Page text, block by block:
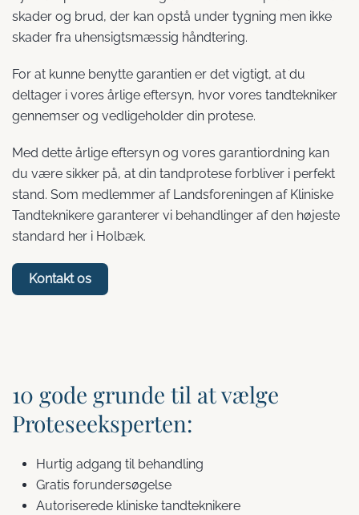
skader og brud, der kan opstå under tygning men ikke
skader fra uhensigtsmæssig håndtering.
For at kunne benytte garantien er det vigtigt, at du
deltager i vores årlige eftersyn, hvor vores tandtekniker
gennemser og vedligeholder din protese.
Med dette årlige eftersyn og vores garantiordning kan
du være sikker på, at din tandprotese forbliver i perfekt
stand. Som medlemmer af Landsforeningen af Kliniske
Tandteknikere garanterer vi behandlinger af den højeste
standard her i Holbæk.
Kontakt os
10 gode grunde til at vælge
Proteseeksperten:
Hurtig adgang til behandling
Gratis forundersøgelse
Autoriserede kliniske tandteknikere